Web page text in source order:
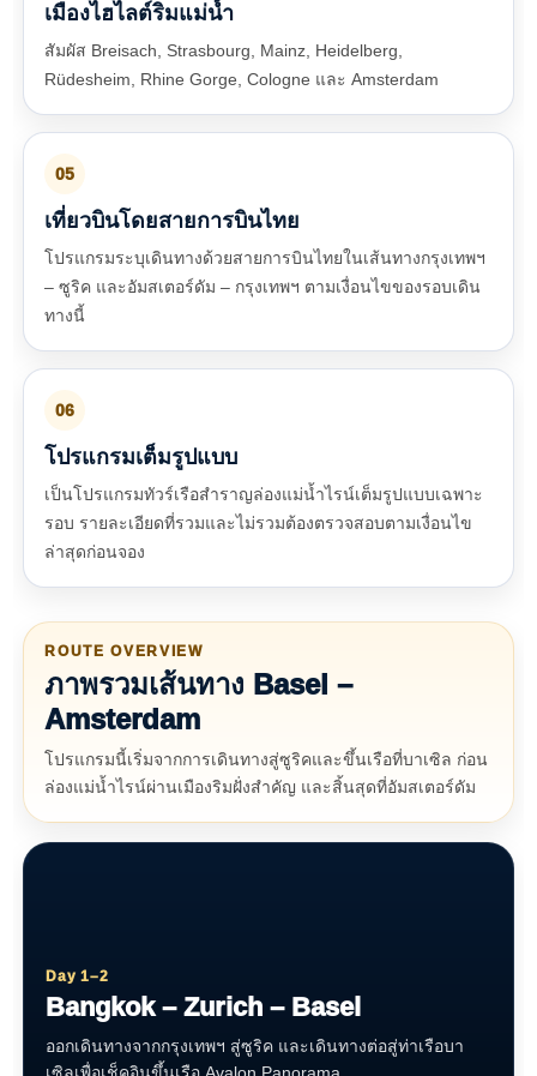
เมืองไฮไลต์ริมแม่น้ำ
สัมผัส Breisach, Strasbourg, Mainz, Heidelberg,
Rüdesheim, Rhine Gorge, Cologne และ Amsterdam
05
เที่ยวบินโดยสายการบินไทย
โปรแกรมระบุเดินทางด้วยสายการบินไทยในเส้นทางกรุงเทพฯ
– ซูริค และอัมสเตอร์ดัม – กรุงเทพฯ ตามเงื่อนไขของรอบเดิน
ทางนี้
06
โปรแกรมเต็มรูปแบบ
เป็นโปรแกรมทัวร์เรือสำราญล่องแม่น้ำไรน์เต็มรูปแบบเฉพาะ
รอบ รายละเอียดที่รวมและไม่รวมต้องตรวจสอบตามเงื่อนไข
ล่าสุดก่อนจอง
ROUTE OVERVIEW
ภาพรวมเส้นทาง Basel –
Amsterdam
โปรแกรมนี้เริ่มจากการเดินทางสู่ซูริคและขึ้นเรือที่บาเซิล ก่อน
ล่องแม่น้ำไรน์ผ่านเมืองริมฝั่งสำคัญ และสิ้นสุดที่อัมสเตอร์ดัม
Day 1–2
Bangkok – Zurich – Basel
ออกเดินทางจากกรุงเทพฯ สู่ซูริค และเดินทางต่อสู่ท่าเรือบา